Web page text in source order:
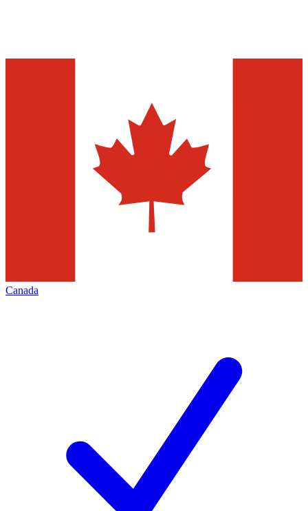
Canada